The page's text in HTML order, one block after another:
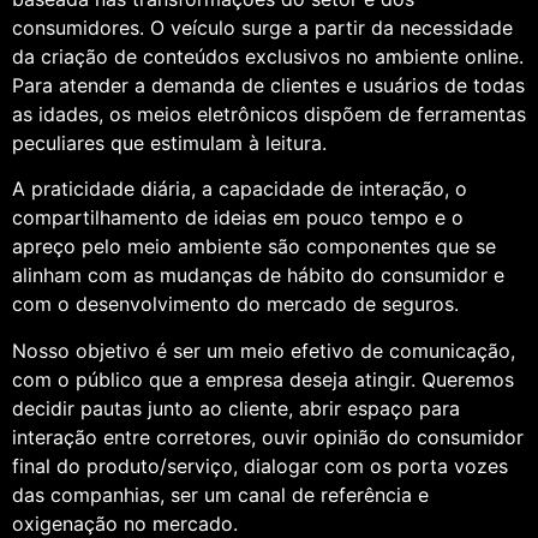
consumidores. O veículo surge a partir da necessidade
da criação de conteúdos exclusivos no ambiente online.
Para atender a demanda de clientes e usuários de todas
as idades, os meios eletrônicos dispõem de ferramentas
peculiares que estimulam à leitura.
A praticidade diária, a capacidade de interação, o
compartilhamento de ideias em pouco tempo e o
apreço pelo meio ambiente são componentes que se
alinham com as mudanças de hábito do consumidor e
com o desenvolvimento do mercado de seguros.
Nosso objetivo é ser um meio efetivo de comunicação,
com o público que a empresa deseja atingir. Queremos
decidir pautas junto ao cliente, abrir espaço para
interação entre corretores, ouvir opinião do consumidor
final do produto/serviço, dialogar com os porta vozes
das companhias, ser um canal de referência e
oxigenação no mercado.